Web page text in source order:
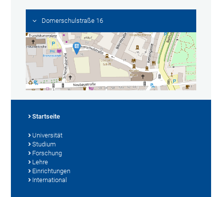
Domerschulstraße 16
Startseite
Universität
Studium
Forschung
Lehre
Einrichtungen
International